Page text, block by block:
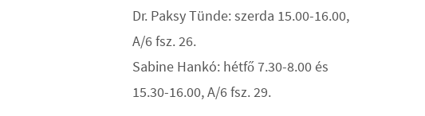
Dr. Paksy Tünde: szerda 15.00-16.00,
A/6 fsz. 26.
Sabine Hankó: hétfő 7.30-8.00 és
15.30-16.00, A/6 fsz. 29.